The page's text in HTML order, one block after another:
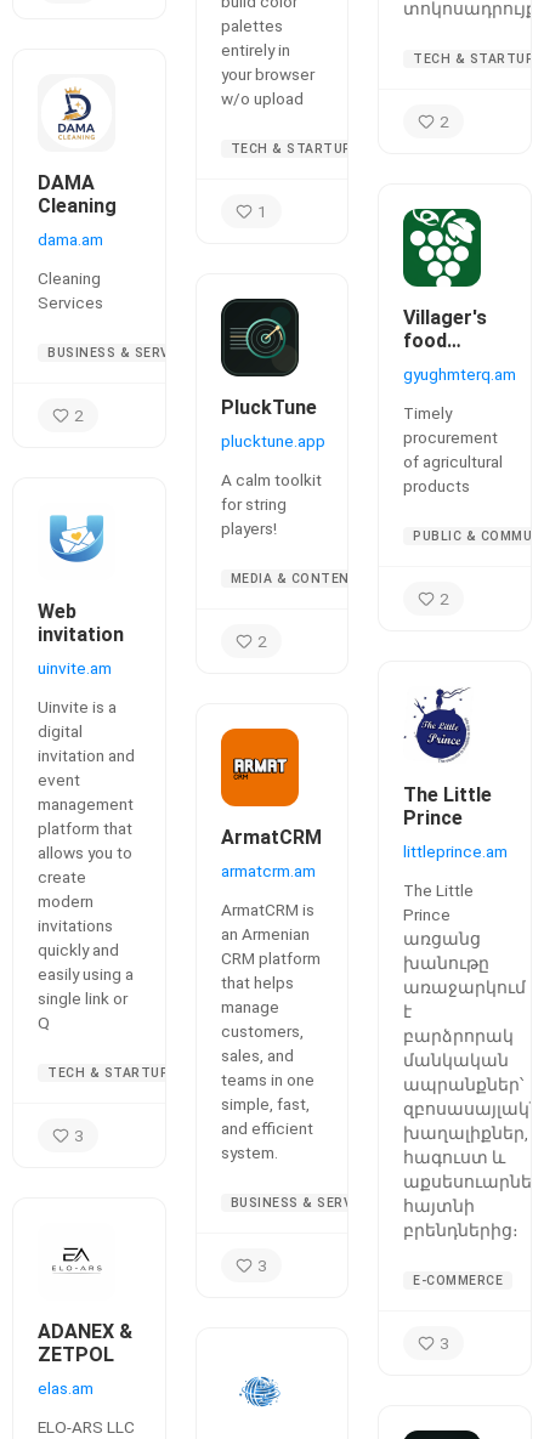
DAMA
Cleaning
dama.am
Cleaning
Services
BUSINESS & SERVICES
2
Web
invitation
uinvite.am
Uinvite is a
digital
invitation and
event
management
platform that
allows you to
create
modern
invitations
quickly and
easily using a
single link or
Q
TECH & STARTUPS
3
ADANEX &
ZETPOL
elas.am
ELO-ARS LLC
palettes
entirely in
your browser
w/o upload
TECH & STARTUPS
1
PluckTune
plucktune.app
A calm toolkit
for string
players!
MEDIA & CONTENT
2
ArmatCRM
armatcrm.am
ArmatCRM is
an Armenian
CRM platform
that helps
manage
customers,
sales, and
teams in one
simple, fast,
and efficient
system.
BUSINESS & SERVICES
3
TECH & STARTUPS
2
Villager's
food
reception
point
gyughmterq.am
Timely
procurement
of agricultural
products
PUBLIC &
2
The Little
Prince
littleprince.am
The Little
Prince
առցանց
խանութը
առաջարկում
է
բարձրորակ
մանկական
ապրանքներ՝
խաղալիքներ,
հագուստ և
աքսեսուարներ
հայտնի
բրենդներից։
E-COMMERCE
3